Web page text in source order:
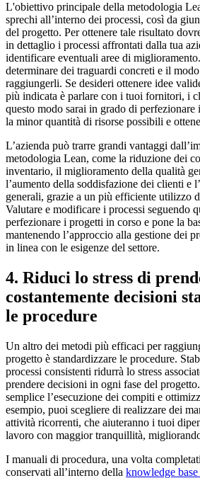
L'obiettivo principale della metodologia
sprechi all’interno dei processi, così da
del progetto. Per ottenere tale risultato
in dettaglio i processi affrontati dalla tua
identificare eventuali aree di
determinare dei traguardi concreti e il
raggiungerli. Se desideri ottenere idee
più indicata è parlare con i tuoi fornitori, i
questo modo sarai in grado di perfezionare
la minor quantità di risorse possibili e
L’azienda può trarre grandi vantaggi
metodologia Lean, come la riduzione dei
inventario, il miglioramento della qualità
l’aumento della soddisfazione dei clienti e
generali, grazie a un più efficiente utilizzo
Valutare e modificare i processi seguendo
perfezionare i progetti in corso e pone la
mantenendo l’approccio alla gestione dei
in linea con le esigenze del settore.
4. Riduci lo stress di
costantemente decisioni
le procedure
Un altro dei metodi più efficaci per
progetto è standardizzare le procedure.
processi consistenti ridurrà lo stress
prendere decisioni in ogni fase del
semplice l’esecuzione dei compiti e
esempio, puoi scegliere di realizzare dei
attività ricorrenti, che aiuteranno i tuoi
lavoro con maggior tranquillità,
I manuali di procedura, una volta
conservati all’interno della knowledge